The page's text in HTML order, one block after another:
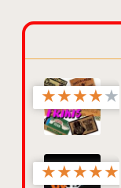
★★★★★
★★★★★